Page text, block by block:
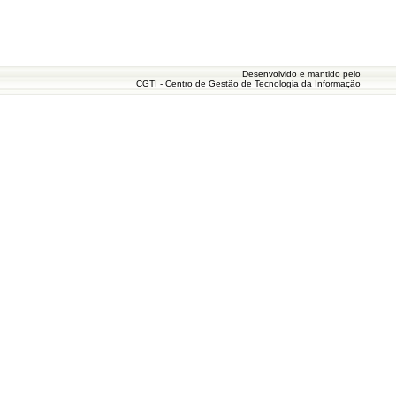
Desenvolvido e mantido pelo
CGTI - Centro de Gestão de Tecnologia da Informação